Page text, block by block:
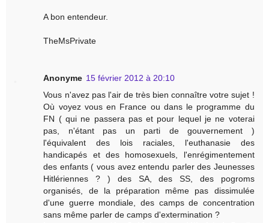
A bon entendeur.
TheMsPrivate
Anonyme 15 février 2012 à 20:10
Vous n'avez pas l'air de très bien connaître votre sujet !
Où voyez vous en France ou dans le programme du
FN ( qui ne passera pas et pour lequel je ne voterai
pas, n'étant pas un parti de gouvernement )
l'équivalent des lois raciales, l'euthanasie des
handicapés et des homosexuels, l'enrégimentement
des enfants ( vous avez entendu parler des Jeunesses
Hitlériennes ? ) des SA, des SS, des pogroms
organisés, de la préparation même pas dissimulée
d'une guerre mondiale, des camps de concentration
sans même parler de camps d'extermination ?